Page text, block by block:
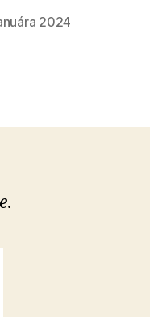
2024
.